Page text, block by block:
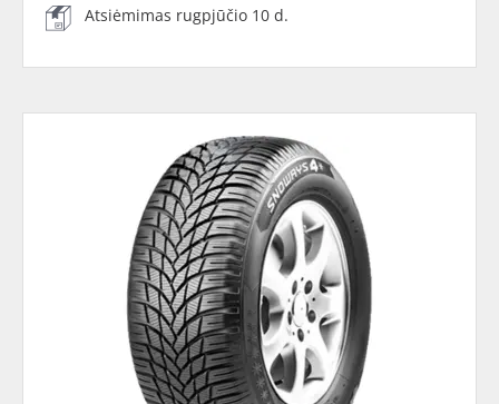
Atsiėmimas rugpjūčio 10 d.